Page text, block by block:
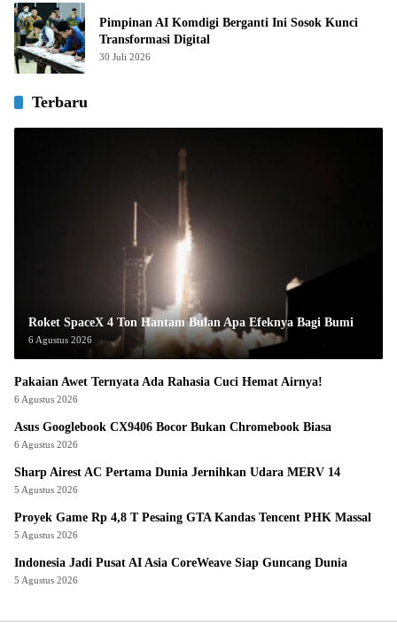
Pimpinan AI Komdigi Berganti Ini Sosok Kunci
Transformasi Digital
30 Juli 2026
Terbaru
Roket SpaceX 4 Ton Hantam Bulan Apa Efeknya Bagi Bumi
6 Agustus 2026
Pakaian Awet Ternyata Ada Rahasia Cuci Hemat Airnya!
6 Agustus 2026
Asus Googlebook CX9406 Bocor Bukan Chromebook Biasa
6 Agustus 2026
Sharp Airest AC Pertama Dunia Jernihkan Udara MERV 14
5 Agustus 2026
Proyek Game Rp 4,8 T Pesaing GTA Kandas Tencent PHK Massal
5 Agustus 2026
Indonesia Jadi Pusat AI Asia CoreWeave Siap Guncang Dunia
5 Agustus 2026